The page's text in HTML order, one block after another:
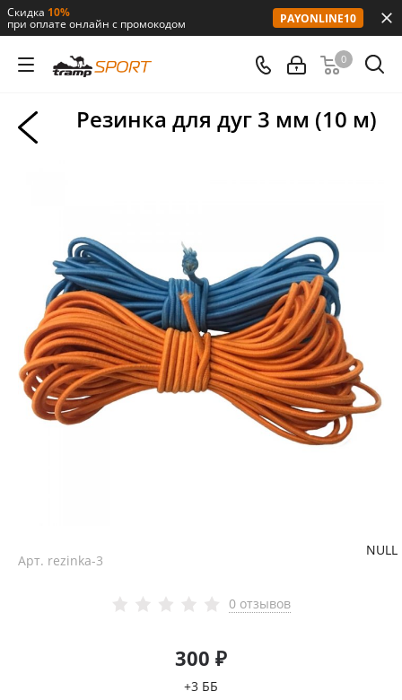
Скидка 10%
при оплате онлайн с промокодом PAYONLINE10
0
Резинка для дуг 3 мм (10 м)
Арт. rezinka-3
NULL
0 отзывов
300 ₽
+3 ББ